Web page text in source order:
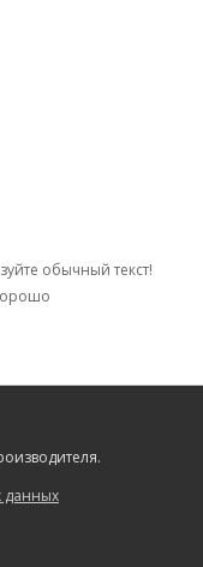
обычный текст!
данных